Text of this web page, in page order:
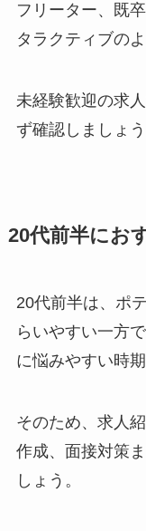
フリーター、既
タラクティブの
未経験歓迎の求
ず確認しましょう
20代前半にお
20代前半は、ポ
らいやすい一方
に悩みやすい時期
そのため、求人
作成、面接対策
しょう。